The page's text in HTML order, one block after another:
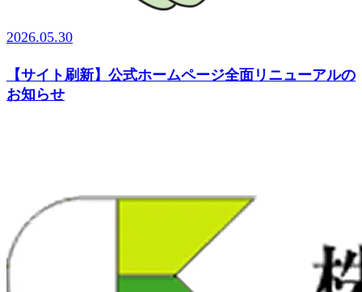
2026.05.30
【サイト刷新】公式ホームページ全面リニューアルの
お知らせ